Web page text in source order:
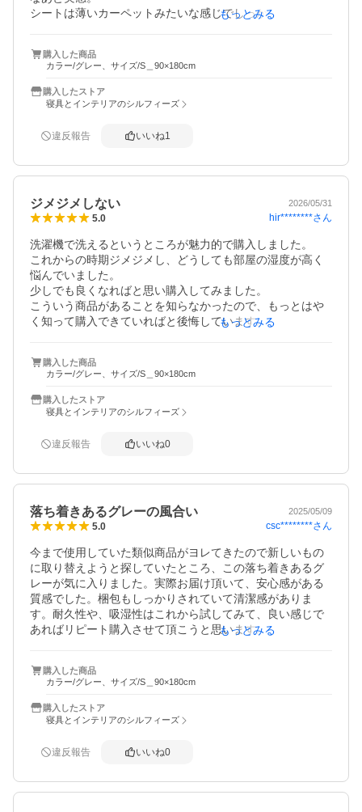
シートは薄いカーペットみたいな感じでしっかりとしてい
もっとみる
購入した商品
カラー/グレー、サイズ/S＿90×180cm
購入したストア
寝具とインテリアのシルフィーズ
違反報告 いいね1
ジメジメしない 2026/05/31
5.0 hir********さん
洗濯機で洗えるというところが魅力的で購入しました。
これからの時期ジメジメし、どうしても部屋の湿度が高く
悩んでいました。
少しでも良くなればと思い購入してみました。
こういう商品があることを知らなかったので、もっとはや
く知って購入できていればと後悔しています。
グレー色も良い感じ。
もっとみる
購入した商品
カラー/グレー、サイズ/S＿90×180cm
購入したストア
寝具とインテリアのシルフィーズ
違反報告 いいね0
落ち着きあるグレーの風合い 2025/05/09
5.0 csc********さん
今まで使用していた類似商品がヨレてきたので新しいもの
に取り替えようと探していたところ、この落ち着きあるグ
レーが気に入りました。実際お届け頂いて、安心感がある
質感でした。梱包もしっかりされていて清潔感がありま
す。耐久性や、吸湿性はこれから試してみて、良い感じで
あればリピート購入させて頂こうと思います。有り難うご
もっとみる
購入した商品
カラー/グレー、サイズ/S＿90×180cm
購入したストア
寝具とインテリアのシルフィーズ
違反報告 いいね0